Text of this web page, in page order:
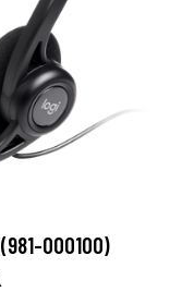
(981-000100)